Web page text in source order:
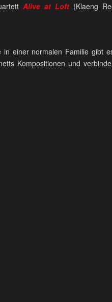
Alive at Loft (Klaeng
einer normalen Familie gibt
Kompositionen und